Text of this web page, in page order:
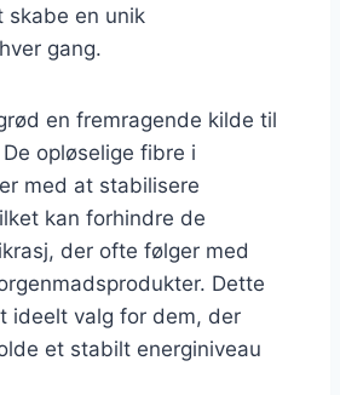
skabe en unik
gang.
en fremragende kilde til
opløselige fibre i
med at stabilisere
kan forhindre de
der ofte følger med
Dette
ideelt valg for dem, der
et stabilt energiniveau